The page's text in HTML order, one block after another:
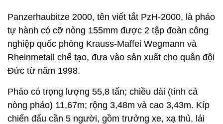
Panzerhaubitze 2000, tên viết tắt PzH-2000, là pháo
tự hành có cỡ nòng 155mm được 2 tập đoàn công
nghiệp quốc phòng Krauss-Maffei Wegmann và
Rheinmetall chế tạo, đưa vào sản xuất cho quân đội
Đức từ năm 1998.
Pháo có trọng lượng 55,8 tấn; chiều dài (tính cả
nòng pháo) 11,67m; rộng 3,48m và cao 3,43m. Kíp
chiến đấu cần 5 người, gồm trưởng xe, xạ thủ, lái